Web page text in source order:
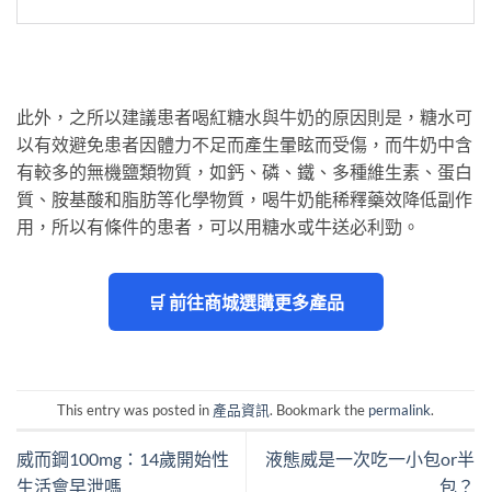
此外，之所以建議患者喝紅糖水與牛奶的原因則是，糖水可
以有效避免患者因體力不足而產生暈眩而受傷，而牛奶中含
有較多的無機鹽類物質，如鈣、磷、鐵、多種維生素、蛋白
質、胺基酸和脂肪等化學物質，喝牛奶能稀釋藥效降低副作
用，所以有條件的患者，可以用糖水或牛送必利勁。
🛒 前往商城選購更多產品
This entry was posted in 產品資訊. Bookmark the permalink.
威而鋼100mg：14歲開始性
生活會早泄嗎
液態威是一次吃一小包or半
包？